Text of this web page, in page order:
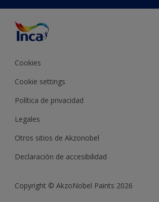
Cookies
Cookie settings
Política de privacidad
Legales
Otros sitios de Akzonobel
Declaración de accesibilidad
Copyright © AkzoNobel Paints 2026